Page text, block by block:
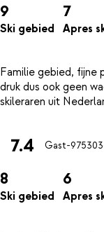
9
Ski gebied
7
Apres
Familie gebied, fijne
druk dus ook geen
7.4 Gast-9753
8
Ski gebied
6
Apres